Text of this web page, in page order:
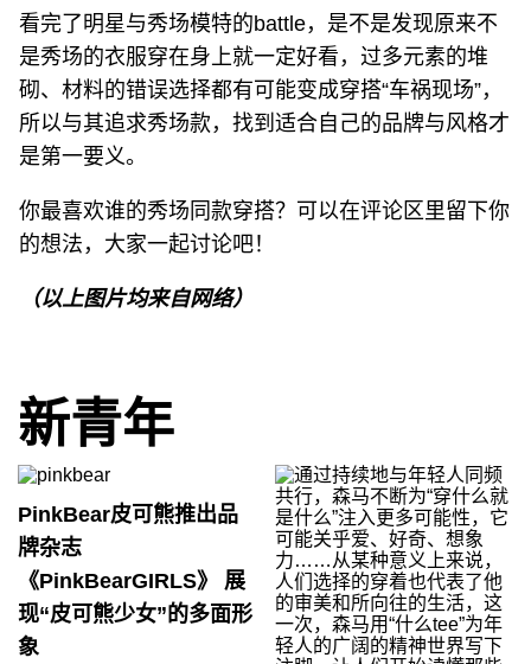
看完了明星与秀场模特的battle，是不是发现原来不
是秀场的衣服穿在身上就一定好看，过多元素的堆
砌、材料的错误选择都有可能变成穿搭“车祸现场”，
所以与其追求秀场款，找到适合自己的品牌与风格才
是第一要义。
你最喜欢谁的秀场同款穿搭？可以在评论区里留下你
的想法，大家一起讨论吧！
（以上图片均来自网络）
新青年
PinkBear皮可熊推出品
牌杂志
《PinkBearGIRLS》 展
现“皮可熊少女”的多面形
象